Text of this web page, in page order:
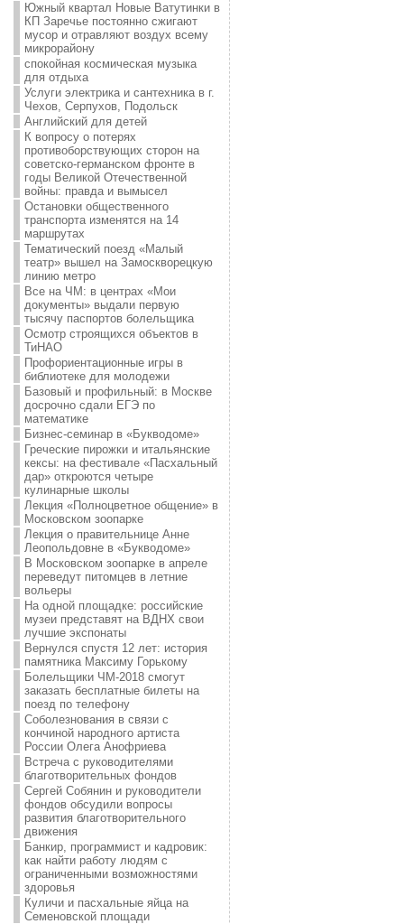
Южный квартал Новые Ватутинки в
КП Заречье постоянно сжигают
мусор и отравляют воздух всему
микрорайону
спокойная космическая музыка
для отдыха
Услуги электрика и сантехника в г.
Чехов, Серпухов, Подольск
Английский для детей
К вопросу о потерях
противоборствующих сторон на
советско-германском фронте в
годы Великой Отечественной
войны: правда и вымысел
Остановки общественного
транспорта изменятся на 14
маршрутах
Тематический поезд «Малый
театр» вышел на Замоскворецкую
линию метро
Все на ЧМ: в центрах «Мои
документы» выдали первую
тысячу паспортов болельщика
Осмотр строящихся объектов в
ТиНАО
Профориентационные игры в
библиотеке для молодежи
Базовый и профильный: в Москве
досрочно сдали ЕГЭ по
математике
Бизнес-семинар в «Букводоме»
Греческие пирожки и итальянские
кексы: на фестивале «Пасхальный
дар» откроются четыре
кулинарные школы
Лекция «Полноцветное общение» в
Московском зоопарке
Лекция о правительнице Анне
Леопольдовне в «Букводоме»
В Московском зоопарке в апреле
переведут питомцев в летние
вольеры
На одной площадке: российские
музеи представят на ВДНХ свои
лучшие экспонаты
Вернулся спустя 12 лет: история
памятника Максиму Горькому
Болельщики ЧМ-2018 смогут
заказать бесплатные билеты на
поезд по телефону
Соболезнования в связи с
кончиной народного артиста
России Олега Анофриева
Встреча с руководителями
благотворительных фондов
Сергей Собянин и руководители
фондов обсудили вопросы
развития благотворительного
движения
Банкир, программист и кадровик:
как найти работу людям с
ограниченными возможностями
здоровья
Куличи и пасхальные яйца на
Семеновской площади